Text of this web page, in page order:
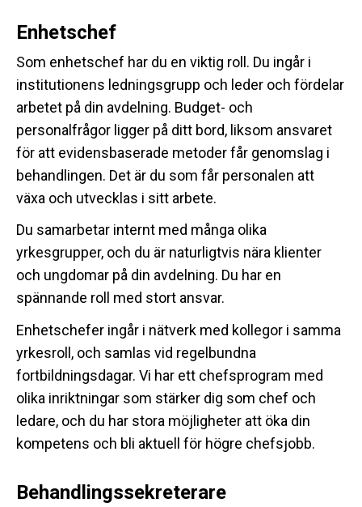
Enhetschef
Som enhetschef har du en viktig roll. Du ingår i
institutionens ledningsgrupp och leder och fördelar
arbetet på din avdelning. Budget- och
personalfrågor ligger på ditt bord, liksom ansvaret
för att evidensbaserade metoder får genomslag i
behandlingen. Det är du som får personalen att
växa och utvecklas i sitt arbete.
Du samarbetar internt med många olika
yrkesgrupper, och du är naturligtvis nära klienter
och ungdomar på din avdelning. Du har en
spännande roll med stort ansvar.
Enhetschefer ingår i nätverk med kollegor i samma
yrkesroll, och samlas vid regelbundna
fortbildningsdagar. Vi har ett chefsprogram med
olika inriktningar som stärker dig som chef och
ledare, och du har stora möjligheter att öka din
kompetens och bli aktuell för högre chefsjobb.
Behandlingssekreterare